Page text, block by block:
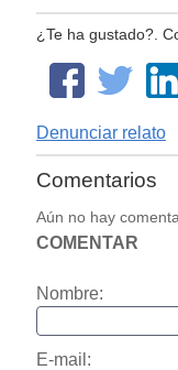
¿Te ha gustado?.
Denunciar relato
Comentarios
Aún no hay
COMENTAR
Nombre:
E-mail: